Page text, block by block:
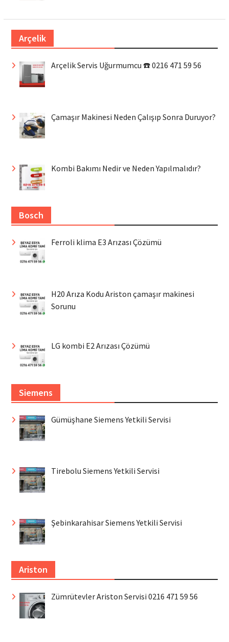
Arçelik
Arçelik Servis Uğurmumcu ☎️ 0216 471 59 56
Çamaşır Makinesi Neden Çalışıp Sonra Duruyor?
Kombi Bakımı Nedir ve Neden Yapılmalıdır?
Bosch
Ferroli klima E3 Arızası Çözümü
H20 Arıza Kodu Ariston çamaşır makinesi
Sorunu
LG kombi E2 Arızası Çözümü
Siemens
Gümüşhane Siemens Yetkili Servisi
Tirebolu Siemens Yetkili Servisi
Şebinkarahisar Siemens Yetkili Servisi
Ariston
Zümrütevler Ariston Servisi 0216 471 59 56